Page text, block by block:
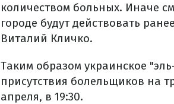
количеством больных. Иначе
городе будут действовать
Виталий Кличко.
Таким образом украинское
присутствия болельщиков на
апреля, в 19:30.